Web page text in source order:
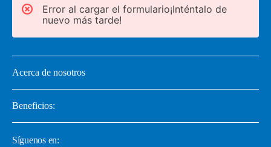
Error al cargar el formulario¡Inténtalo de
nuevo más tarde!
Acerca de nosotros
Beneficios:
Síguenos en: